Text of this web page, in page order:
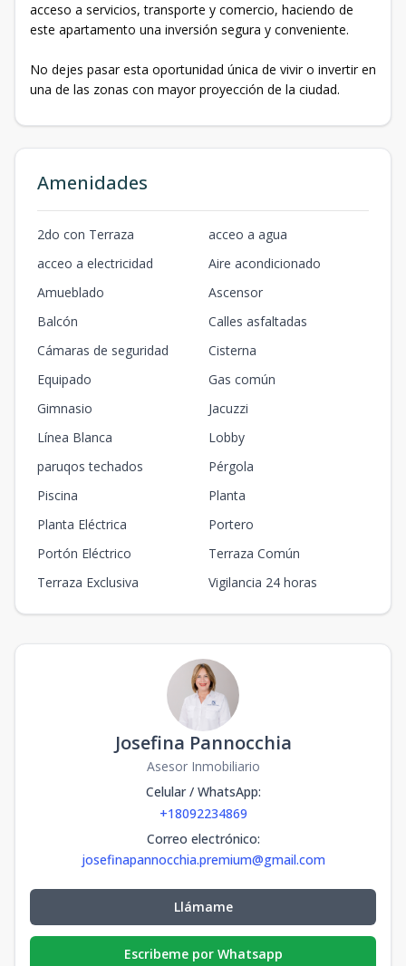
acceso a servicios, transporte y comercio, haciendo de
este apartamento una inversión segura y conveniente.
No dejes pasar esta oportunidad única de vivir o invertir en
una de las zonas con mayor proyección de la ciudad.
Amenidades
2do con Terraza
acceo a agua
acceo a electricidad
Aire acondicionado
Amueblado
Ascensor
Balcón
Calles asfaltadas
Cámaras de seguridad
Cisterna
Equipado
Gas común
Gimnasio
Jacuzzi
Línea Blanca
Lobby
paruqos techados
Pérgola
Piscina
Planta
Planta Eléctrica
Portero
Portón Eléctrico
Terraza Común
Terraza Exclusiva
Vigilancia 24 horas
Josefina Pannocchia
Asesor Inmobiliario
Celular / WhatsApp:
+18092234869
Correo electrónico:
josefinapannocchia.premium@gmail.com
Llámame
Escribeme por Whatsapp